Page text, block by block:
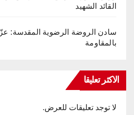
القائد الشهيد
سادن الروضة الرضوية المقدسة:
بالمقاومة
الاكثر تعليقا
لا توجد تعليقات للعرض.